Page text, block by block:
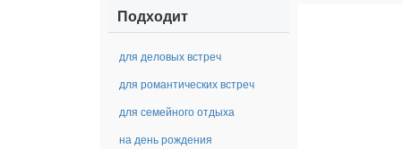
Подходит
для деловых встреч
для романтических встреч
для семейного отдыха
на день рождения